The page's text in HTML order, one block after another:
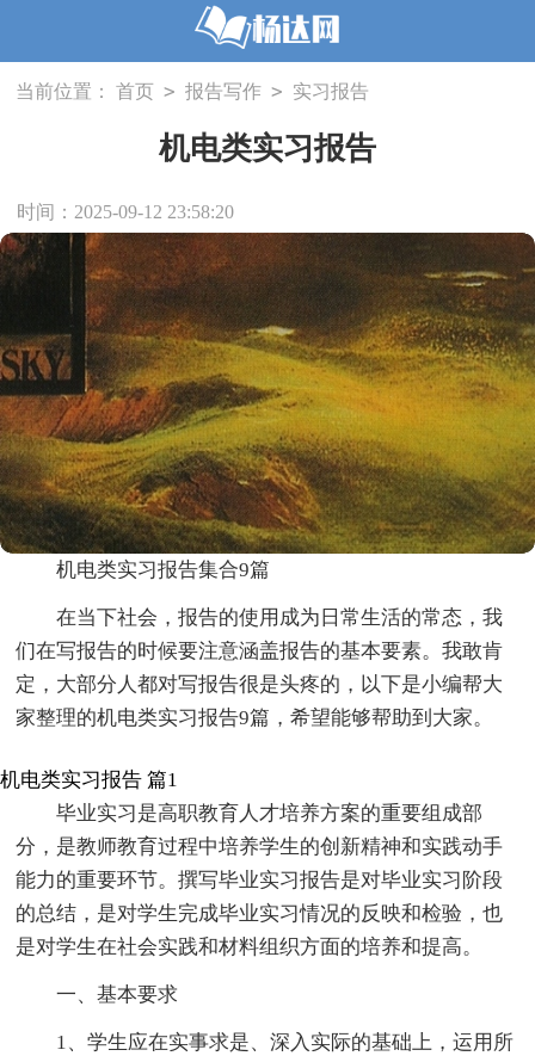
当前位置： 首页 > 报告写作 > 实习报告
机电类实习报告
时间：2025-09-12 23:58:20
机电类实习报告集合9篇
在当下社会，报告的使用成为日常生活的常态，我
们在写报告的时候要注意涵盖报告的基本要素。我敢肯
定，大部分人都对写报告很是头疼的，以下是小编帮大
家整理的机电类实习报告9篇，希望能够帮助到大家。
机电类实习报告 篇1
毕业实习是高职教育人才培养方案的重要组成部
分，是教师教育过程中培养学生的创新精神和实践动手
能力的重要环节。撰写毕业实习报告是对毕业实习阶段
的总结，是对学生完成毕业实习情况的反映和检验，也
是对学生在社会实践和材料组织方面的培养和提高。
一、基本要求
1、学生应在实事求是、深入实际的基础上，运用所